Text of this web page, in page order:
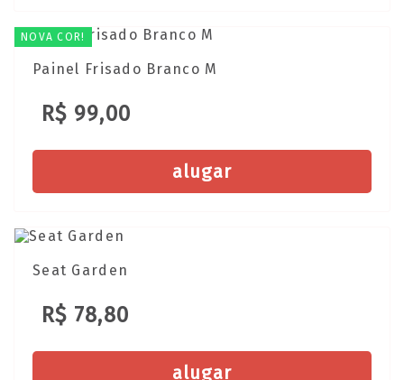
NOVA COR!
Painel Frisado Branco M
R$ 99,00
alugar
Seat Garden
R$ 78,80
alugar